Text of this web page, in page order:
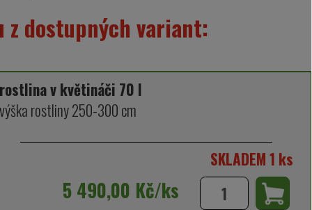
dostupných variant:
rostlina v květináči 70 l
výška rostliny 250-300 cm
SKLADEM 1 ks
5 490,00 Kč/ks